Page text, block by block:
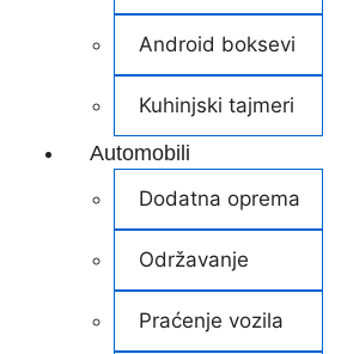
Android boksevi
Kuhinjski tajmeri
Automobili
Dodatna oprema
Održavanje
Praćenje vozila